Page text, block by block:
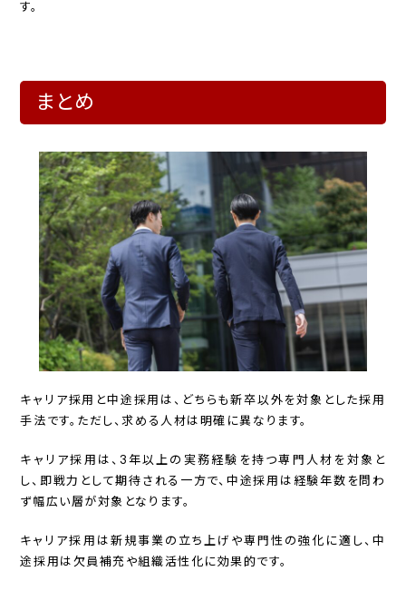
す。
まとめ
キャリア採用と中途採用は、どちらも新卒以外を対象とした採用
手法です。ただし、求める人材は明確に異なります。
キャリア採用は、3年以上の実務経験を持つ専門人材を対象と
し、即戦力として期待される一方で、中途採用は経験年数を問わ
ず幅広い層が対象となります。
キャリア採用は新規事業の立ち上げや専門性の強化に適し、中
途採用は欠員補充や組織活性化に効果的です。